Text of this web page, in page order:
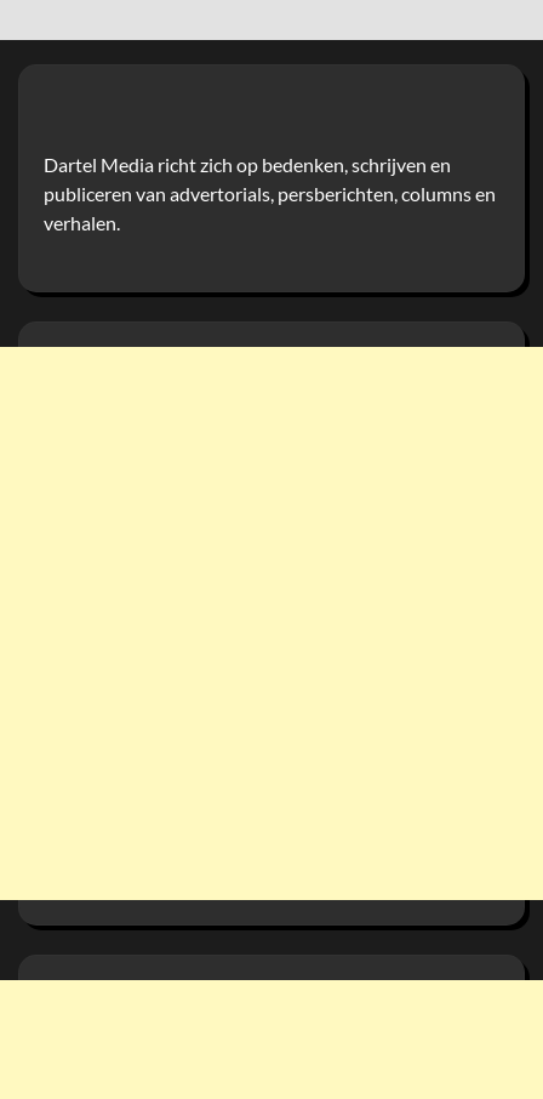
Dartel Media richt zich op bedenken, schrijven en
publiceren van advertorials, persberichten, columns en
verhalen.